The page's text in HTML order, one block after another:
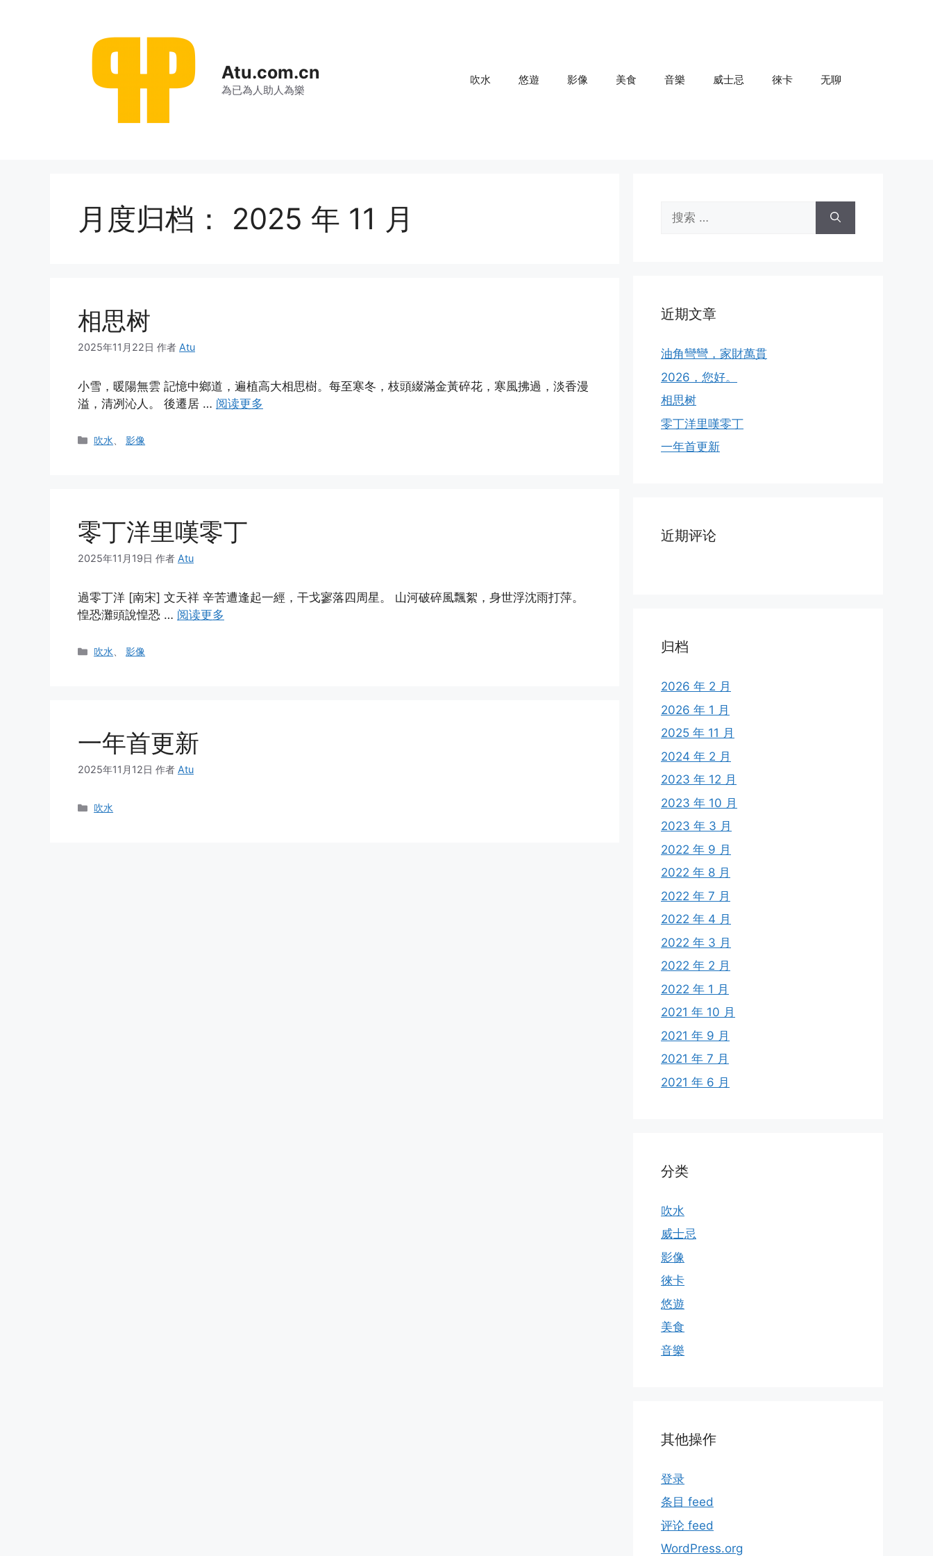
Atu.com.cn
為已為人助人為樂
吹水 悠遊 影像 美食 音樂 威士忌 徠卡 无聊
月度归档： 2025 年 11 月
相思树
2025年11月22日 作者 Atu
小雪，暖陽無雲 記憶中鄉道，遍植高大相思樹。每至寒冬，枝頭綴滿金黃碎花，寒風拂過，淡香漫
溢，清冽沁人。 後遷居 … 阅读更多
分
吹水 、影像
零丁洋里嘆零丁
2025年11月19日 作者 Atu
過零丁洋 [南宋] 文天祥 辛苦遭逢起一經，干戈寥落四周星。 山河破碎風飄絮，身世浮沈雨打萍。
惶恐灘頭說惶恐 … 阅读更多
分
吹水 、影像
一年首更新
2025年11月12日 作者 Atu
分
吹水
索：
近期文章
油角彎彎，家財萬貫
2026，您好。
相思树
零丁洋里嘆零丁
一年首更新
近期评论
归档
2026 年 2 月
2026 年 1 月
2025 年 11 月
2024 年 2 月
2023 年 12 月
2023 年 10 月
2023 年 3 月
2022 年 9 月
2022 年 8 月
2022 年 7 月
2022 年 4 月
2022 年 3 月
2022 年 2 月
2022 年 1 月
2021 年 10 月
2021 年 9 月
2021 年 7 月
2021 年 6 月
分类
吹水
威士忌
影像
徠卡
悠遊
美食
音樂
其他操作
登录
条目 feed
评论 feed
WordPress.org